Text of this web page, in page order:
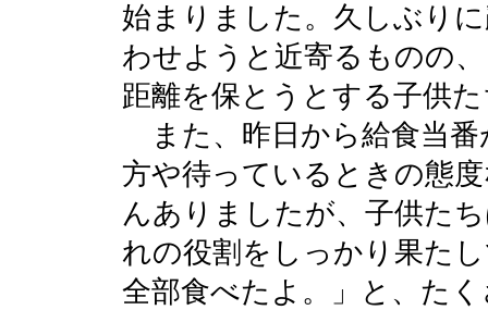
始まりました。久しぶり
わせようと近寄るものの
距離を保とうとする子供
また、昨日から給食当番
方や待っているときの態
んありましたが、子供た
れの役割をしっかり果た
全部食べたよ。」と、た